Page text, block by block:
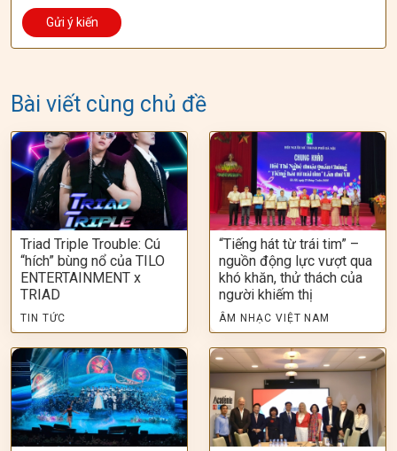
Bài viết cùng chủ đề
Triad Triple Trouble: Cú
“hích” bùng nổ của TILO
ENTERTAINMENT x
TRIAD
TIN TỨC
“Tiếng hát từ trái tim” –
nguồn động lực vượt qua
khó khăn, thử thách của
người khiếm thị
ÂM NHẠC VIỆT NAM